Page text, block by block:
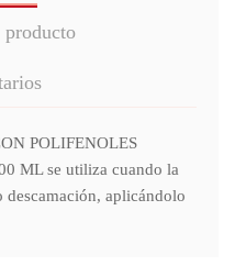
producto
POLIFENOLES
ML se utiliza cuando la
descamación, aplicándolo